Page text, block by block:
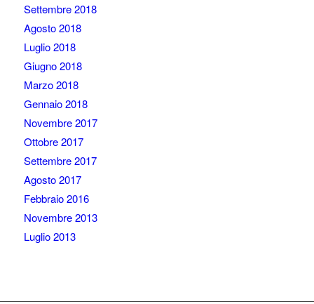
Settembre 2018
Agosto 2018
Luglio 2018
Giugno 2018
Marzo 2018
Gennaio 2018
Novembre 2017
Ottobre 2017
Settembre 2017
Agosto 2017
Febbraio 2016
Novembre 2013
Luglio 2013